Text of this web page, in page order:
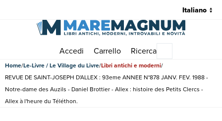
Accedi Carrello Ricerca
Home Le-Livre / Le Village du Livre Libri antichi e moderni
REVUE DE SAINT-JOSEPH D'ALLEX : 93eme ANNEE N°878 JANV. FEV. 1988 -
Notre-dame des Auzils - Daniel Brottier - Allex : histoire des Petits Clercs -
Allex à l'heure du Téléthon.